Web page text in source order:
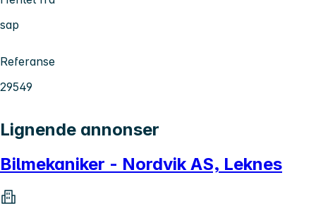
sap
Referanse
29549
Lignende annonser
Bilmekaniker - Nordvik AS, Leknes